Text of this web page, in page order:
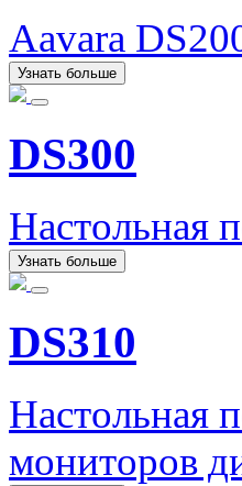
Aavara
Узнать больше
DS300
Настольная
Узнать больше
DS310
Настольная
мониторов